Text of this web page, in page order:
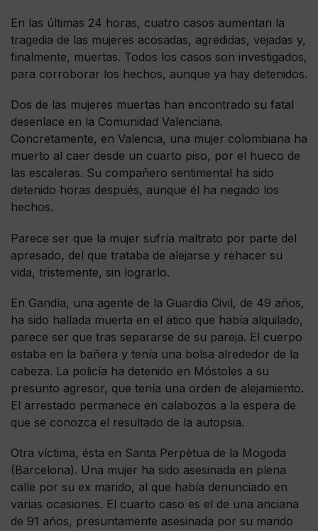
En las últimas 24 horas, cuatro casos aumentan la
tragedia de las mujeres acosadas, agredidas, vejadas y,
finalmente, muertas. Todos los casos son investigados,
para corroborar los hechos, aunque ya hay detenidos.
Dos de las mujeres muertas han encontrado su fatal
desenlace en la Comunidad Valenciana.
Concretamente, en Valencia, una mujer colombiana ha
muerto al caer desde un cuarto piso, por el hueco de
las escaleras. Su compañero sentimental ha sido
detenido horas después, aunque él ha negado los
hechos.
Parece ser que la mujer sufría maltrato por parte del
apresado, del que trataba de alejarse y rehacer su
vida, tristemente, sin lograrlo.
En Gandía, una agente de la Guardia Civil, de 49 años,
ha sido hallada muerta en el ático que había alquilado,
parece ser que tras separarse de su pareja. El cuerpo
estaba en la bañera y tenía una bolsa alrededor de la
cabeza. La policía ha detenido en Móstoles a su
presunto agresor, que tenía una orden de alejamiento.
El arrestado permanece en calabozos a la espera de
que se conozca el resultado de la autopsia.
Otra víctima, ésta en Santa Perpètua de la Mogoda
(Barcelona). Una mujer ha sido asesinada en plena
calle por su ex marido, al que había denunciado en
varias ocasiones. El cuarto caso es el de una anciana
de 91 años, presuntamente asesinada por su marido